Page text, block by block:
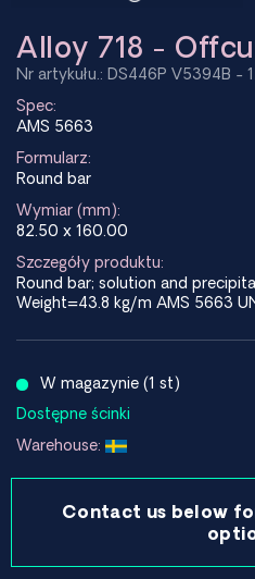
Alloy 718 -
Nr artykułu.: DS446P V5394B -
Spec:
AMS 5663
Formularz:
Round bar
Wymiar (mm):
82.50 x 160.00
Szczegóły produktu:
Round bar; solution and
Weight=43.8 kg/m AMS 5663
W magazynie (1 st)
Dostępne ścinki
Warehouse:
Contact us below